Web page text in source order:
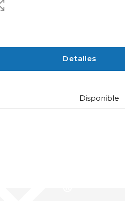
Detalles
Disponible